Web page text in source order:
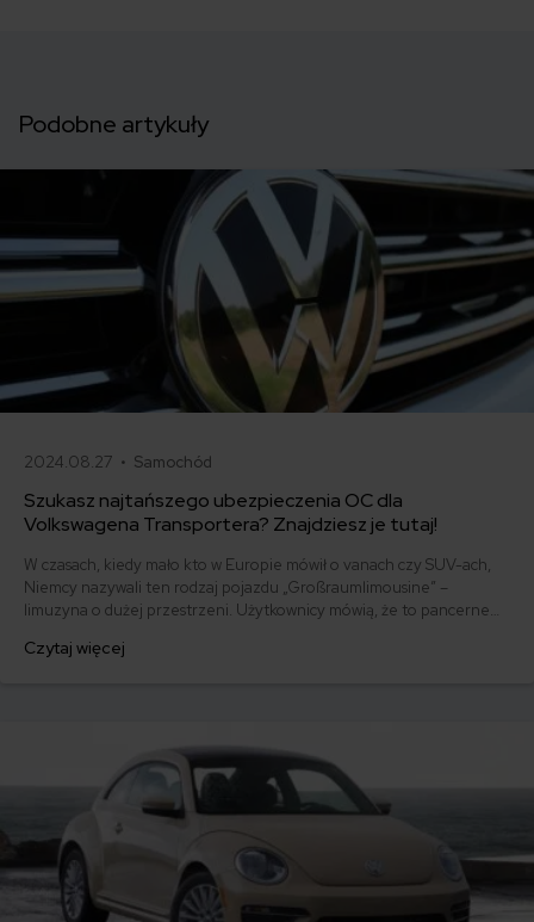
Podobne artykuły
2024.08.27 • Samochód
Szukasz najtańszego ubezpieczenia OC dla
Volkswagena Transportera? Znajdziesz je tutaj!
W czasach, kiedy mało kto w Europie mówił o vanach czy SUV-ach,
Niemcy nazywali ten rodzaj pojazdu „Großraumlimousine” –
limuzyna o dużej przestrzeni. Użytkownicy mówią, że to pancerne
egzemplarz. Wymarzone auto rodzinne, szczególnie, gdy lubi się
Czytaj więcej